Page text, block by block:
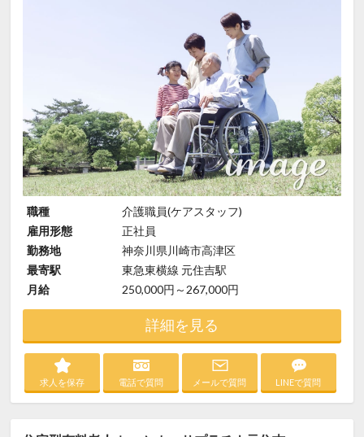
職種
介護職員(ケアスタッフ)
雇用形態
正社員
勤務地
神奈川県川崎市高津区
最寄駅
東急東横線 元住吉駅
月給
250,000円～267,000円
詳細を見る
求人を保存 電話で質問 メールで質問 LINEで質問